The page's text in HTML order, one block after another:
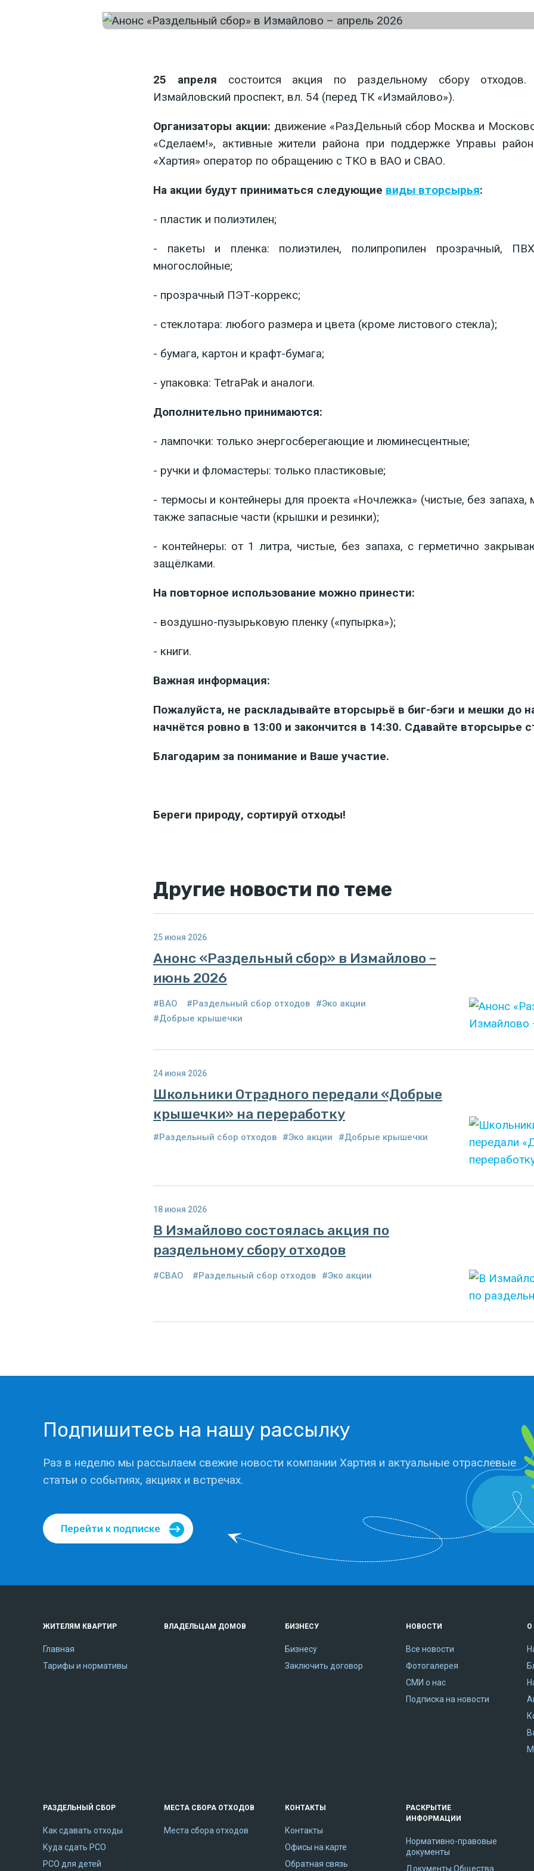
25 апреля состоится акция по раздельному сбору отходов.
Измайловский проспект, вл. 54 (перед ТК «Измайлово»).
Организаторы акции: движение «РазДельный сбор Москва и
«Сделаем!», активные жители района при поддержке Управы
«Хартия» оператор по обращению с ТКО в ВАО и СВАО.
На акции будут приниматься следующие виды вторсырья:
- пластик и полиэтилен;
- пакеты и пленка: полиэтилен, полипропилен прозрачный,
многослойные;
- прозрачный ПЭТ-коррекс;
- стеклотара: любого размера и цвета (кроме листового стекла);
- бумага, картон и крафт-бумага;
- упаковка: TetraPak и аналоги.
Дополнительно принимаются:
- лампочки: только энергосберегающие и люминесцентные;
- ручки и фломастеры: только пластиковые;
- термосы и контейнеры для проекта «Ночлежка» (чистые, без
также запасные части (крышки и резинки);
- контейнеры: от 1 литра, чистые, без запаха, с герметично
защёлками.
На повторное использование можно принести:
- воздушно-пузырьковую пленку («пупырка»);
- книги.
Важная информация:
Пожалуйста, не раскладывайте вторсырьё в биг-бэги и мешки до
начнётся ровно в 13:00 и закончится в 14:30. Сдавайте вторсырье
Благодарим за понимание и Ваше участие.
Береги природу, сортируй отходы!
Другие новости по теме
25 июня 2026
Анонс «Раздельный сбор» в Измайлово –
июнь 2026
#ВАО #Раздельный сбор отходов
#Эко акции
#Добрые крышечки
24 июня 2026
Школьники Отрадного передали «Добрые
крышечки» на переработку
#Раздельный сбор отходов #Эко акции #Добрые крышечки
18 июня 2026
В Измайлово состоялась акция по
раздельному сбору отходов
#СВАО #Раздельный сбор отходов #Эко акции
Подпишитесь на нашу рассылку
Раз в неделю мы рассылаем свежие новости компании Хартия и актуальные отраслевые
статьи о событиях, акциях и встречах.
Перейти к подписке
ЖИТЕЛЯМ КВАРТИР
Главная
Тарифы и нормативы
ВЛАДЕЛЬЦАМ ДОМОВ БИЗНЕСУ
Бизнесу
Заключить договор
НОВОСТИ
Все новости
Фотогалерея
СМИ о нас
Подписка на новости
О
РАЗДЕЛЬНЫЙ СБОР
Как сдавать отходы
Куда сдать РСО
РСО для детей
МЕСТА СБОРА ОТХОДОВ
Места сбора отходов
КОНТАКТЫ
Контакты
Офисы на карте
Обратная связь
РАСКРЫТИЕ
ИНФОРМАЦИИ
Нормативно-правовые
документы
Документы Общества